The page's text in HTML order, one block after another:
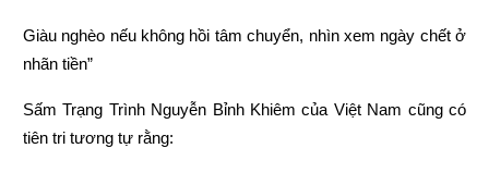
Giàu nghèo nếu không hồi tâm chuyển, nhìn xem ngày chết ở
nhãn tiền”
Sấm Trạng Trình Nguyễn Bỉnh Khiêm của Việt Nam cũng có
tiên tri tương tự rằng: